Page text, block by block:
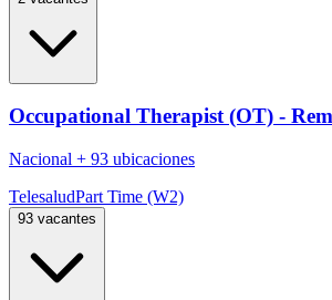
Occupational Therapist (OT) -
Nacional + 93 ubicaciones
TelesaludPart Time (W2)
93 vacantes